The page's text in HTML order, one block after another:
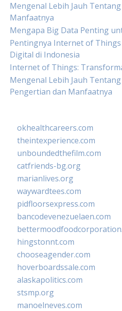
Mengenal Lebih Jauh
Manfaatnya
Mengapa Big Data Penting
Pentingnya Internet of
Digital di Indonesia
Internet of Things:
Mengenal Lebih Jauh
Pengertian dan Manfaatnya
okhealthcareers.com
theintexperience.com
unboundedthefilm.com
catfriends-bg.org
marianlives.org
waywardtees.com
pidfloorsexpress.com
bancodevenezuelaen.com
hingstonnt.com
chooseagender.com
hoverboardssale.com
alaskapolitics.com
stsmp.org
manoelneves.com